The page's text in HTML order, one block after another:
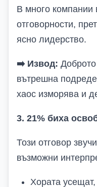
В много компании
отговорности,
ясно лидерство.
➡️Извод:
вътрешна
хаос изморява и
3. 21% биха
Този отговор
възможни
Хората